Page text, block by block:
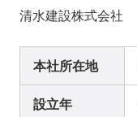
清水建設株式会社
本社所在地
設立年